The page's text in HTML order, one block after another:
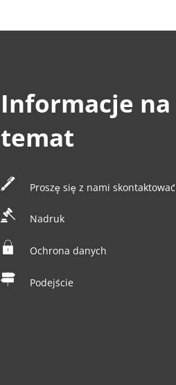
Informacje na
temat
Proszę się z nami skontaktować
Nadruk
Ochrona danych
Podejście